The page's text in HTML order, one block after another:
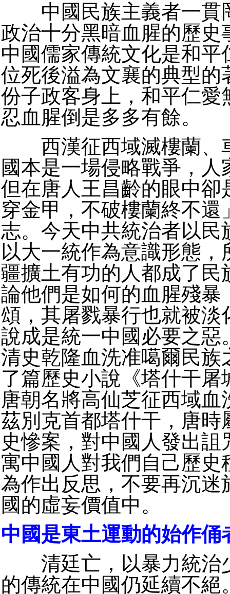
中國民族主義者一貫
政治十分黑暗血腥的歷史
中國儒家傳統文化是和平
位死後溢為文襄的典型的
份子政客身上，和平仁愛
忍血腥倒是多多有餘。
西漢征西域滅樓蘭、
國本是一場侵略戰爭，人
但在唐人王昌齡的眼中卻
穿金甲，不破樓蘭終不還
志。今天中共統治者以民
以大一統作為意識形態，
疆擴土有功的人都成了民
論他們是如何的血腥殘暴
頌，其屠戮暴行也就被淡
說成是統一中國必要之惡
清史乾隆血洗准噶爾民族
了篇歷史小說《塔什干屠
唐朝名將高仙芝征西域血
茲別克首都塔什干，唐時
史慘案，對中國人發出詛
寓中國人對我們自己歷史
為作出反思，不要再沉迷
國的虛妄價值中。
中國是東土運動的始作俑
清廷亡，以暴力統治
的傳統在中國仍延續不絕